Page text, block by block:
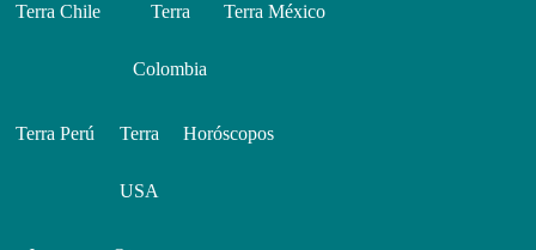
Terra Chile Terra
Colombia
Terra México
Terra Perú Terra
USA
Horóscopos